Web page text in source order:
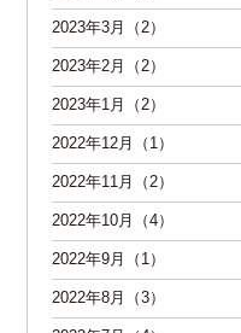
2023年3月（2）
2023年2月（2）
2023年1月（2）
2022年12月（1）
2022年11月（2）
2022年10月（4）
2022年9月（1）
2022年8月（3）